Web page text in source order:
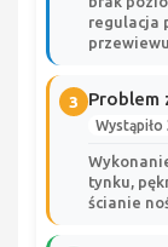
regulacja
3 Problem
Wystąpiło
tynku,
ścianie